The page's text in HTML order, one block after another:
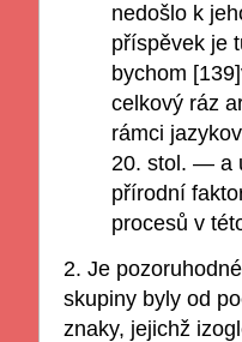
nedošlo k
příspěvek je
bychom
celkový ráz
rámci
20. stol. — a
přírodní
procesů v
2. Je
skupiny byly od
znaky, jejichž